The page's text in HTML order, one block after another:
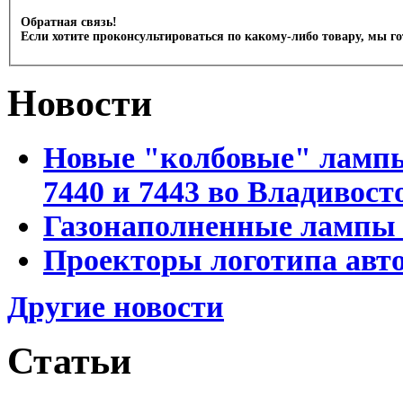
Обратная связь!
Если хотите проконсультироваться по какому-либо товару, мы
Новости
Новые "колбовые"
7440 и 7443 во
Газонаполненные лампы
Проекторы логотипа
Другие новости
Статьи